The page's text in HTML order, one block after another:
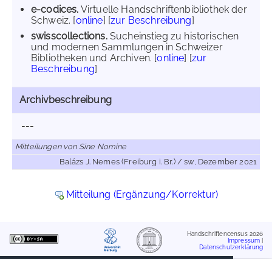
e-codices. Virtuelle Handschriftenbibliothek der
Schweiz. [online] [zur Beschreibung]
swisscollections.Sucheinstieg zu historischen
und modernen Sammlungen in Schweizer
Bibliotheken und Archiven. [online] [zur
Beschreibung]
Archivbeschreibung
---
Mitteilungen von Sine Nomine
Balázs J. Nemes (Freiburg i. Br.) / sw, Dezember 2021
Mitteilung (Ergänzung/Korrektur)
Handschriftencensus 2026
Impressum
Datenschutzerklärung